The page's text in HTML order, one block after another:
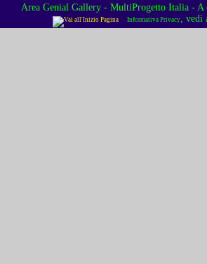
Area Genial Gallery - MultiProgetto Italia- A
Informativa Privacy, vedi